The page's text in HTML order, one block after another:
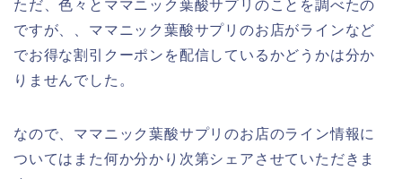
ただ、色々とママニック葉酸サプリのことを調べたの
ですが、、ママニック葉酸サプリのお店がラインなど
でお得な割引クーポンを配信しているかどうかは分か
りませんでした。
なので、ママニック葉酸サプリのお店のライン情報に
ついてはまた何か分かり次第シェアさせていただきま